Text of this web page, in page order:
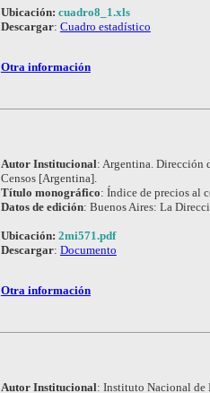
Ubicación: cuadro8_1.xls
Descargar: Cuadro estadístico
Otra información
Autor Institucional: Argentina. Dirección
Censos [Argentina].
Título monográfico: Índice de precios al
Datos de edición: Buenos Aires: La
Ubicación: 2mi571.pdf
Descargar: Documento
Otra información
Autor Institucional: Instituto Nacional de